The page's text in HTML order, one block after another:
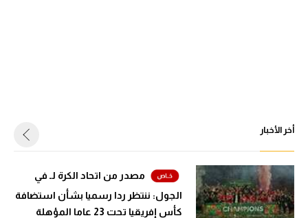
أخر الأخبار
مصدر من اتحاد الكرة لـ في
الجول: ننتظر ردا رسميا بشأن استضافة
كأس إفريقيا تحت 23 عاما المؤهلة